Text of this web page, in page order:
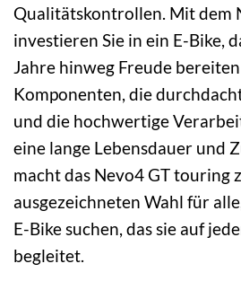
Qualitätskontrollen. Mit dem
investieren Sie in ein E-Bike,
Jahre hinweg Freude
Komponenten, die
und die hochwertige
eine lange Lebensdauer und
macht das Nevo4 GT touring
ausgezeichneten Wahl für
E-Bike suchen, das sie auf
begleitet.